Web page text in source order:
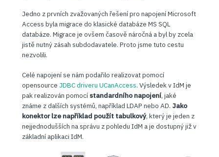
Jedno z prvních zvažovaných řešení pro napojení Microsoft
Access byla migrace do klasické databáze MS SQL
databáze. Migrace je ovšem časově náročná a byl by zcela
jistě nutný zásah subdodavatele. Proto jsme tuto cestu
nezvolili.
Celé napojení se nám podařilo realizovat pomocí
opensource JDBC driveru UCanAccess. Výsledek v IdM je
pak realizován pomocístandardního napojení, jaké
známe z dalších systémů, například LDAP nebo AD. Jako
konektor lze například použít tabulkový, který je jeden z
nejjednodušších na správu z pohledu IdM a je dostupný již v
základní aplikaci IdM.